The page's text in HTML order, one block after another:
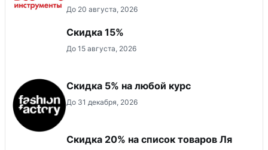
До 20 августа, 2026
Скидка 15%
До 15 августа, 2026
Скидка 5% на любой курс
До 31 декабря, 2026
Скидка 20% на список товаров Ля